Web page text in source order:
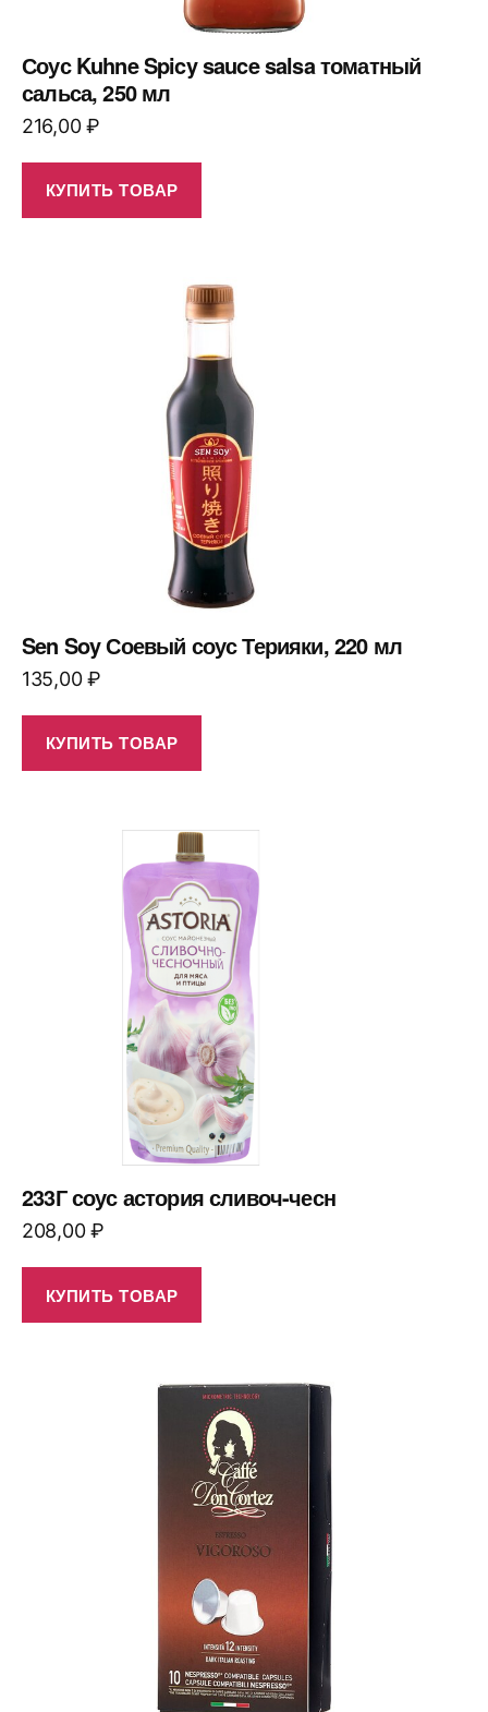
Соус Kuhne Spicy sauce salsa томатный
сальса, 250 мл
216,00₽
КУПИТЬ ТОВАР
Sen Soy Соевый соус Терияки, 220 мл
135,00₽
КУПИТЬ ТОВАР
233Г соус астория сливоч-чесн
208,00₽
КУПИТЬ ТОВАР